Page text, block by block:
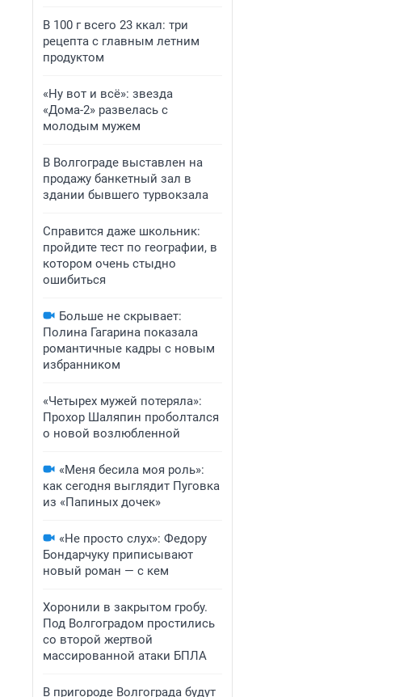
В 100 г всего 23 ккал: три
рецепта с главным летним
продуктом
«Ну вот и всё»: звезда
«Дома-2» развелась с
молодым мужем
В Волгограде выставлен на
продажу банкетный зал в
здании бывшего турвокзала
Справится даже школьник:
пройдите тест по географии, в
котором очень стыдно
ошибиться
Больше не скрывает:
Полина Гагарина показала
романтичные кадры с новым
избранником
«Четырех мужей потеряла»:
Прохор Шаляпин проболтался
о новой возлюбленной
«Меня бесила моя роль»:
как сегодня выглядит Пуговка
из «Папиных дочек»
«Не просто слух»: Федору
Бондарчуку приписывают
новый роман — с кем
Хоронили в закрытом гробу.
Под Волгоградом простились
со второй жертвой
массированной атаки БПЛА
В пригороде Волгограда будут